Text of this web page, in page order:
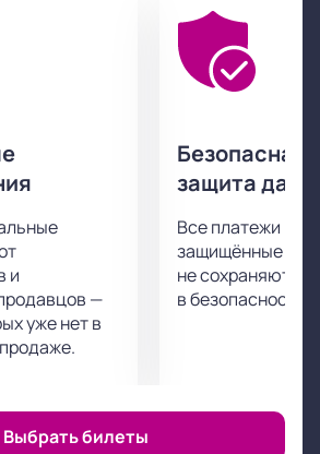
отвлечься и сбросить с
забот "Мещанская
вам в этом. Вас ждет полное
огромное удовольствие от
и
—
уже нет в
Безопасная
защита
Все платежи
защищённые
не сохраняются
в безопасности.
Выбрать билеты